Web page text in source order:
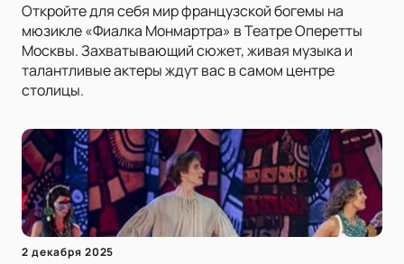
Откройте для себя мир французской богемы на
мюзикле «Фиалка Монмартра» в Театре Оперетты
Москвы. Захватывающий сюжет, живая музыка и
талантливые актеры ждут вас в самом центре
столицы.
2 декабря 2025